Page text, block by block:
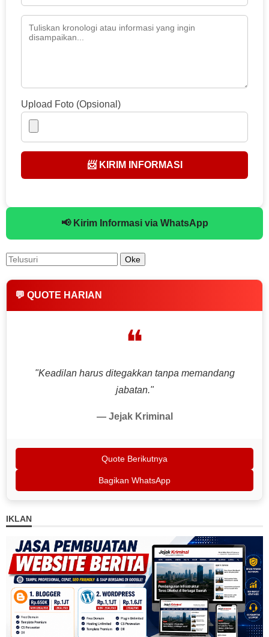
Upload Foto (Opsional)
📨 KIRIM INFORMASI
📢 Kirim Informasi via WhatsApp
💬 QUOTE HARIAN
❝
"Keadilan harus ditegakkan tanpa memandang
jabatan."
— Jejak Kriminal
Quote Berikutnya
Bagikan WhatsApp
IKLAN